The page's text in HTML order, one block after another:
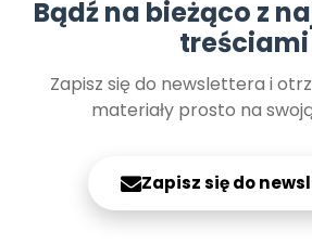
Bądź na bieżąco z
treściami
Zapisz się do newslettera i
materiały prosto na
Zapisz się do